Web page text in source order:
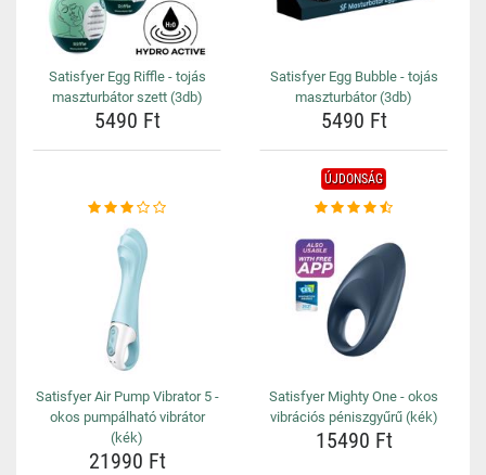
Satisfyer Egg Riffle - tojás
maszturbátor szett (3db)
5490 Ft
Satisfyer Egg Bubble - tojás
maszturbátor (3db)
5490 Ft
Satisfyer Air Pump Vibrator 5 -
okos pumpálható vibrátor
(kék)
21990 Ft
ÚJDONSÁG
Satisfyer Mighty One - okos
vibrációs péniszgyűrű (kék)
15490 Ft